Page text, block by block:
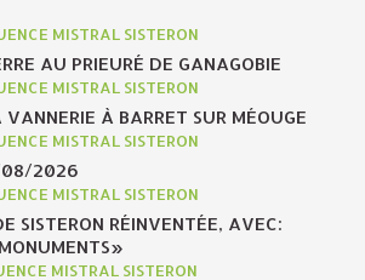
MISTRAL SISTERON
AU PRIEURÉ DE GANAGOBIE
MISTRAL SISTERON
À BARRET SUR MÉOUGE
MISTRAL SISTERON
08/2026
MISTRAL SISTERON
SISTERON RÉINVENTÉE, AVEC:
MISTRAL SISTERON